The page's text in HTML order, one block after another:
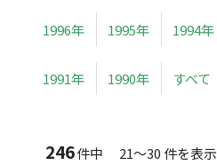
1996年 1995年 1994年
1991年 1990年 すべて
246件中 21～30 件を表示